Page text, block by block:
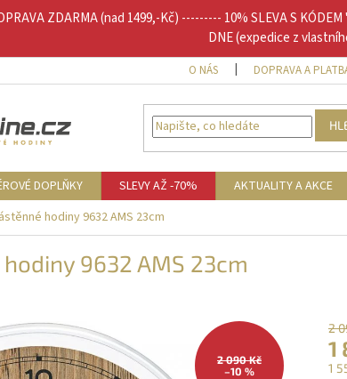
ZDARMA (nad 1499,-Kč) --------- 10% SLEVA S
DNE (expedice z
O NÁS DOPRAVA A
DOPLŇKY SLEVY AŽ -70% AKTUALITY A AKCE
hodiny 9632 AMS 23cm
9632 AMS 23cm
2 090 Kč
–10 %
2
1
1